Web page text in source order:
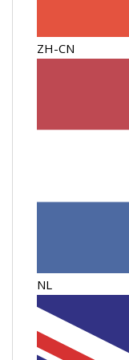
ZH-CN
NL